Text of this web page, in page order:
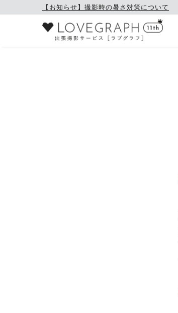
【お知らせ】撮影時の暑さ対策について